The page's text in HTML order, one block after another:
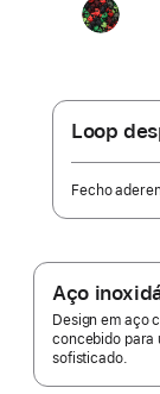
Black
Unity
Loop
Fecho
Aço
Design em aço
concebido para
sofisticado.